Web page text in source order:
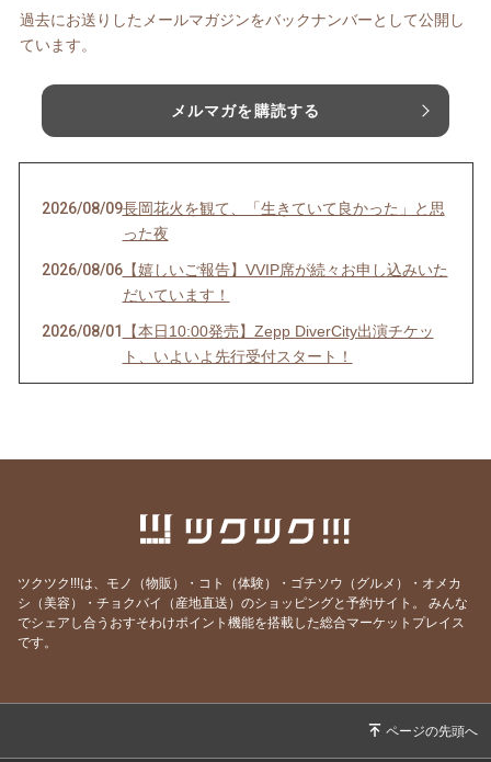
過去にお送りしたメールマガジンをバックナンバーとして公開し
ています。
メルマガを購読する
2026/08/09長岡花火を観て、「生きていて良かった」と思
った夜
2026/08/06【嬉しいご報告】VVIP席が続々お申し込みいた
だいています！
2026/08/01
【本日10:00発売】Zepp DiverCity出演チケッ
ト、いよいよ先行受付スタート！
んとの特別な夜、今年も開催します
2026/07/13『大人のための子守唄』明日、始まります！
2026/07/10歌う喜びを、あらためて感じた夜
2026/06/04本日19時〜 福岡LOVE FM『音楽の道』に出演
ツクツク!!!は、モノ（物販）・コト（体験）・ゴチソウ（グルメ）・オメカ
シ（美容）・チョクバイ（産地直送）のショッピングと予約サイト。
みんな
でシェアし合うおすそわけポイント機能を搭載した総合マーケットプレイス
です。